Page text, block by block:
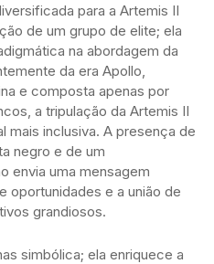
para a Artemis II
de um grupo de elite; ela
na abordagem da
da era Apollo,
e composta apenas por
a tripulação da Artemis II
mais inclusiva. A presença de
negro e de um
envia uma mensagem
oportunidades e a união de
grandiosos.
simbólica; ela enriquece a